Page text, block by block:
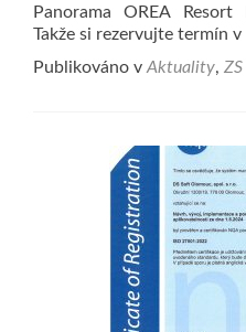
Panorama OREA
Takže si rezervujte termín v
Publikováno v Aktuality, ZS